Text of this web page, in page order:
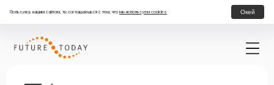
Пользуясь нашим сайтом, ты соглашаешься с тем, что мы используем cookies Окей